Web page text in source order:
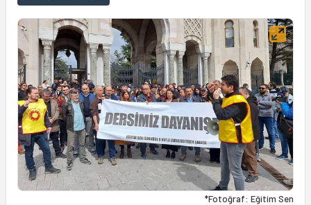
*Fotoğraf: Eğitim Sen